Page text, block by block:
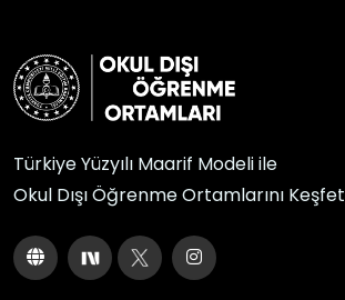
Türkiye Yüzyılı Maarif Modeli ile
Okul Dışı Öğrenme Ortamlarını Keşfet